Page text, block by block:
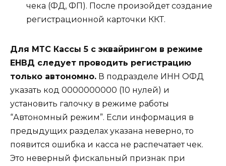
чека (ФД, ФП). После произойдет создание
регистрационной карточки ККТ.
Для МТС Кассы 5 с эквайрингом в режиме
ЕНВД следует проводить регистрацию
только автономно. В подразделе ИНН ОФД
указать код 0000000000 (10 нулей) и
установить галочку в режиме работы
“Автономный режим”. Если информация в
предыдущих разделах указана неверно, то
появится ошибка и касса не распечатает чек.
Это неверный фискальный признак при